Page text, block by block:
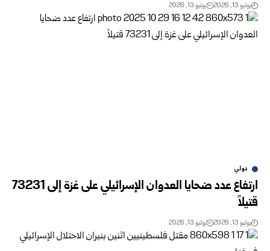
يوليو 13, 2026 يوليو 13, 2026
دولي
ارتفاع عدد ضحايا العدوان الإسرائيلي على غزة إلى 73231
قتيلاً
يوليو 13, 2026 يوليو 13, 2026